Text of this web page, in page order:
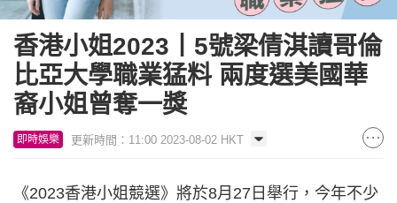
香港小姐2023丨5號梁倩淇讀哥倫
比亞大學職業猛料 兩度選美國華
裔小姐曾奪一獎
即時娛樂 更新時間：11:00 2023-08-02 HKT
《2023香港小姐競選》將於8月27日舉行，今年不少